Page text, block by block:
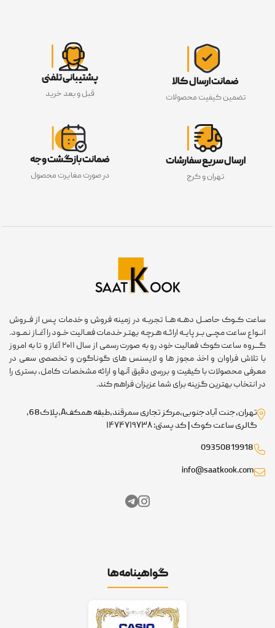
ضمانت ارسال کالا
تضمین کیفیت محصولات
پشتیبانی تلفنی
قبل و بعد خرید
ارسال سریع سفارشات
تهران و کرج
ضمانت بازگشت وجه
در صورت مغایرت محصول
ساعت کــوک حاصــل دهــه هــا تجربــه در زمینه فروش و خدمات پـس از فــروش
انــواع ساعت مچــی بــر پایــه ارائــه هـرچـه بهتـر خـدمات فعـالیت خــود را آغــاز نمــود.
گـــروه ساعت کوک فعالیت خود رو به صورت رسمی از سال ۲۰۱۱ آغاز و تا به امروز
با تلاش فراوان و اخذ مجوز ها و لایسنس های گوناگون و تخصصی سعی در
معرفی محصولات با کیفیت و بررسی دقیق آنها و ارائه مشخصات کامل، بستری را
در انتخاب بهترین گزینه برای شما عزیزان فراهم کند.
تهران،جنت آبادجنوبی،مرکز تجاری سمرقند،طبقه همکفA،پلاک68،
گالری ساعت کوک | کد پستی: ۱۴۷۴۷۱۹۷۳۸
09350819918
info@saatkook.com
گواهینامه‌ها